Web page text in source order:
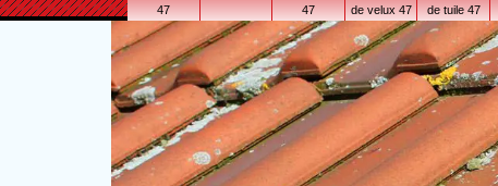
47
47
de velux 47
de tuile 47